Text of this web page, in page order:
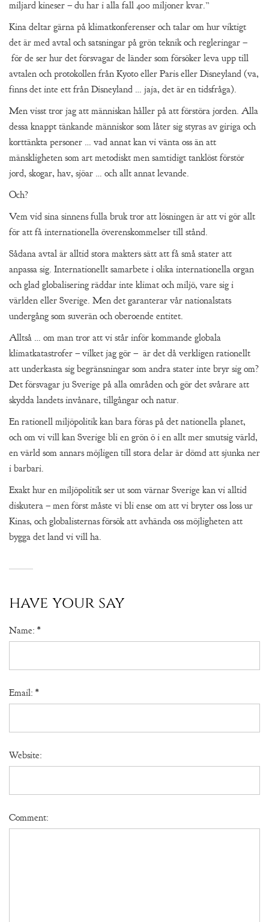
miljard kineser – du har i alla fall 400 miljoner kvar.”
Kina deltar gärna på klimatkonferenser och talar om hur viktigt
det är med avtal och satsningar på grön teknik och regleringar –
för de ser hur det försvagar de länder som försöker leva upp till
avtalen och protokollen från Kyoto eller Paris eller Disneyland (va,
finns det inte ett från Disneyland … jaja, det är en tidsfråga).
Men visst tror jag att människan håller på att förstöra jorden. Alla
dessa knappt tänkande människor som låter sig styras av giriga och
korttänkta personer … vad annat kan vi vänta oss än att
mänskligheten som art metodiskt men samtidigt tanklöst förstör
jord, skogar, hav, sjöar … och allt annat levande.
Och?
Vem vid sina sinnens fulla bruk tror att lösningen är att vi gör allt
för att få internationella överenskommelser till stånd.
Sådana avtal är alltid stora makters sätt att få små stater att
anpassa sig. Internationellt samarbete i olika internationella organ
och glad globalisering räddar inte klimat och miljö, vare sig i
världen eller Sverige. Men det garanterar vår nationalstats
undergång som suverän och oberoende entitet.
Alltså … om man tror att vi står inför kommande globala
klimatkatastrofer – vilket jag gör – är det då verkligen rationellt
att underkasta sig begränsningar som andra stater inte bryr sig om?
Det försvagar ju Sverige på alla områden och gör det svårare att
skydda landets invånare, tillgångar och natur.
En rationell miljöpolitik kan bara föras på det nationella planet,
och om vi vill kan Sverige bli en grön ö i en allt mer smutsig värld,
en värld som annars möjligen till stora delar är dömd att sjunka ner
i barbari.
Exakt hur en miljöpolitik ser ut som värnar Sverige kan vi alltid
diskutera – men först måste vi bli ense om att vi bryter oss loss ur
Kinas, och globalisternas försök att avhända oss möjligheten att
bygga det land vi vill ha.
have your say
Name: *
Email: *
Website:
Comment: